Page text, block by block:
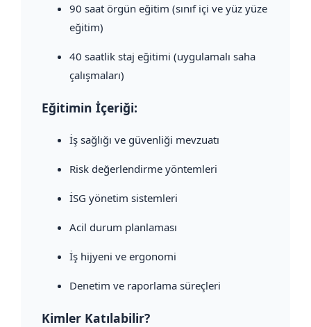
90 saat örgün eğitim (sınıf içi ve yüz yüze
eğitim)
40 saatlik staj eğitimi (uygulamalı saha
çalışmaları)
Eğitimin İçeriği:
İş sağlığı ve güvenliği mevzuatı
Risk değerlendirme yöntemleri
İSG yönetim sistemleri
Acil durum planlaması
İş hijyeni ve ergonomi
Denetim ve raporlama süreçleri
Kimler Katılabilir?